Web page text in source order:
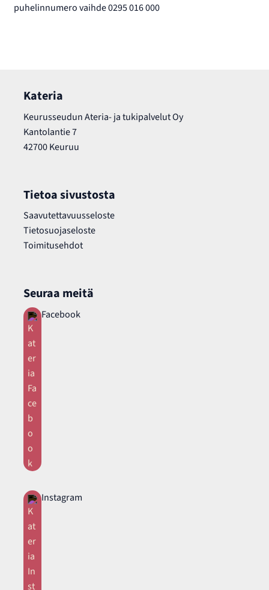
puhelinnumero vaihde 0295 016 000
Kateria
Keurusseudun Ateria- ja tukipalvelut Oy
Kantolantie 7
42700 Keuruu
Tietoa sivustosta
Saavutettavuusseloste
Tietosuojaseloste
Toimitusehdot
Seuraa meitä
Facebook
Instagram